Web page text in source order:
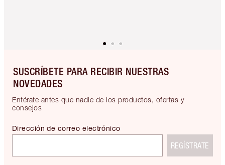
SUSCRÍBETE PARA RECIBIR NUESTRAS
NOVEDADES
Entérate antes que nadie de los productos, ofertas y
consejos
Dirección de correo electrónico
REGÍSTRATE